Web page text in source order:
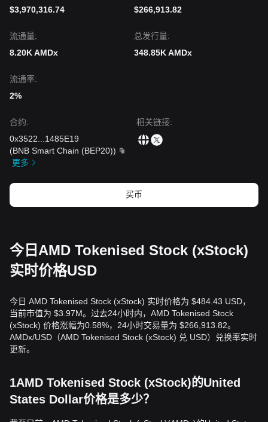
$3,970,316.74
$266,913.82
流通量:
8.20K AMDx
总发行量:
348.85K AMDx
流通率:
2%
合约:
0x3522
1485E19
(BNB Smart Chain (BEP20))
更多
相关链接:
买币
今日AMD Tokenised Stock (xStock)
实时价格USD
今日 AMD Tokenised Stock (xStock) 实时价格为 $484.43 USD，
当前市值为 $3.97M。过去24小时内，AMD Tokenised Stock
(xStock) 价格涨幅为0.58%，24小时交易量为 $266,913.82。
AMDx/USD（AMD Tokenised Stock (xStock) 兑 USD）兑换率实时
更新。
1AMD Tokenised Stock (xStock)的United
States Dollar价格是多少？